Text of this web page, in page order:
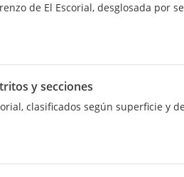
de El Escorial, desglosada por
y secciones
clasificados según superficie y